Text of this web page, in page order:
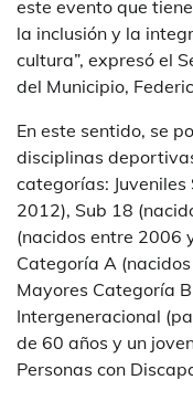
este evento que
la inclusión y la
cultura”, expresó el
del Municipio,
En este sentido, se
disciplinas
categorías:
2012), Sub 18
(nacidos entre 2006
Categoría A
Mayores Categoría
Intergeneracional
de 60 años y un
Personas con